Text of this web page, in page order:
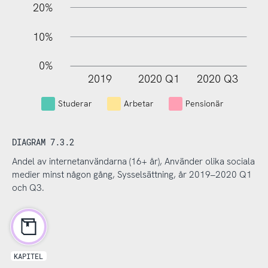
20%
10%
0%
L
2019 2020 Q1 2020 Q3
Studerar Arbetar Pensionär
DIAGRAM 7.3.2
Andel av internetanvändarna (16+ år), Använder olika sociala
medier minst någon gång, Sysselsättning, år 2019–2020 Q1
och Q3.
KAPITEL